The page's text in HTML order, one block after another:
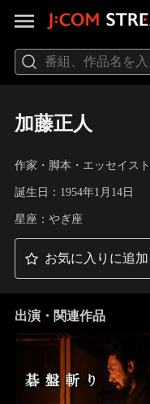
加藤正人
作家・脚本・エッセイスト
誕生日：1954年1月14日
星座：やぎ座
お気に入りに追加
出演・関連作品